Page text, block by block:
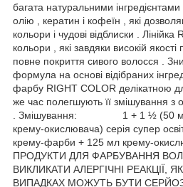
багата натуральними
олію , кератин і кофеїн , які
кольори і чудові відблиски .
кольори , які завдяки високій якості
повне покриття сивого волосся .
формула на основі відібраних
фарбу RIGHT COLOR делікатною
же час полегшують її змішування
. Змішування: 1 + 1 ½ (50 мл
крему-окислювача) серія супер
крему-фарби + 125 мл крему-
ПРОДУКТИ ДЛЯ ФАРБУВАННЯ
ВИКЛИКАТИ АЛЕРГІЧНІ РЕАКЦІЇ,
ВИПАДКАХ МОЖУТЬ БУТИ